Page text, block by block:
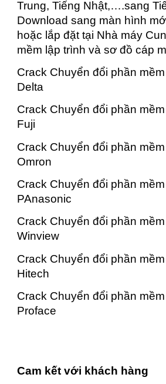
Trung, Tiếng Nhật,….sang
Download sang màn hình
hoặc lắp đặt tại Nhà máy
mềm lập trình và sơ đồ cáp
Crack Chuyển đổi phần
Delta
Crack Chuyển đổi phần
Fuji
Crack Chuyển đổi phần
Omron
Crack Chuyển đổi phần
PAnasonic
Crack Chuyển đổi phần
Winview
Crack Chuyển đổi phần
Hitech
Crack Chuyển đổi phần
Proface
Cam kết với khách hàng